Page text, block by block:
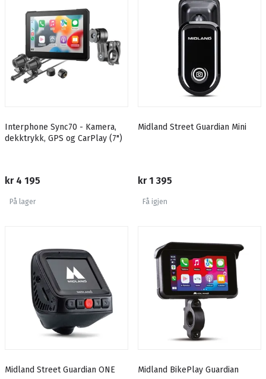
Interphone Sync70 - Kamera,
dekktrykk, GPS og CarPlay (7")
kr 4 195
På lager
Midland Street Guardian Mini
kr 1 395
Få igjen
Midland Street Guardian ONE Midland BikePlay Guardian